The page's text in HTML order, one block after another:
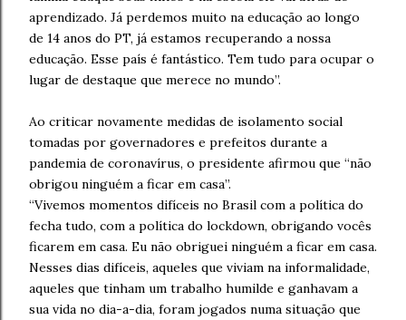
aprendizado. Já perdemos muito na educação ao longo
de 14 anos do PT, já estamos recuperando a nossa
educação. Esse país é fantástico. Tem tudo para ocupar o
lugar de destaque que merece no mundo”.
Ao criticar novamente medidas de isolamento social
tomadas por governadores e prefeitos durante a
pandemia de coronavírus, o presidente afirmou que “não
obrigou ninguém a ficar em casa”.
“Vivemos momentos difíceis no Brasil com a política do
fecha tudo, com a política do lockdown, obrigando vocês
ficarem em casa. Eu não obriguei ninguém a ficar em casa.
Nesses dias difíceis, aqueles que viviam na informalidade,
aqueles que tinham um trabalho humilde e ganhavam a
sua vida no dia-a-dia, foram jogados numa situação que